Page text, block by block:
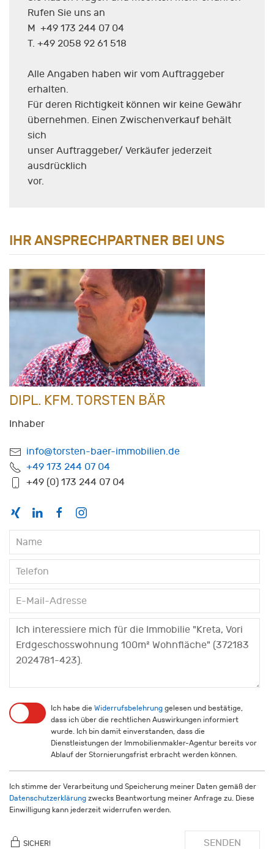
Rufen Sie uns an
M +49 173 244 07 04
T. +49 2058 92 61 518
Alle Angaben haben wir vom Auftraggeber
erhalten.
Für deren Richtigkeit können wir keine Gewähr
übernehmen. Einen Zwischenverkauf behält
sich
unser Auftraggeber/ Verkäufer jederzeit
ausdrücklich
vor.
IHR ANSPRECHPARTNER BEI UNS
DIPL. KFM. TORSTEN BÄR
Inhaber
info@torsten-baer-immobilien.de
+49 173 244 07 04
+49 (0) 173 244 07 04
Ich habe die Widerrufsbelehrung gelesen und bestätige,
dass ich über die rechtlichen Auswirkungen informiert
wurde. Ich bin damit einverstanden, dass die
Dienstleistungen der Immobilienmakler-Agentur bereits vor
Ablauf der Stornierungsfrist erbracht werden können.
Ich stimme der Verarbeitung und Speicherung meiner Daten gemäß der
Datenschutzerklärung zwecks Beantwortung meiner Anfrage zu. Diese
Einwilligung kann jederzeit widerrufen werden.
SICHER! SENDEN